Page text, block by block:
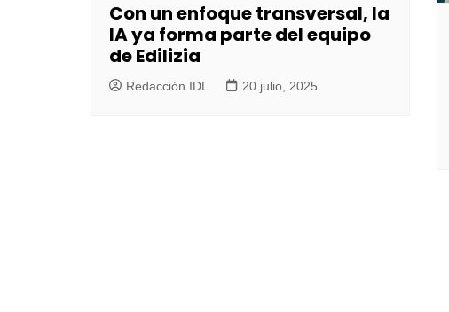
Con un enfoque transversal, la
IA ya forma parte del equipo
de Edilizia
Redacción IDL 20 julio, 2025